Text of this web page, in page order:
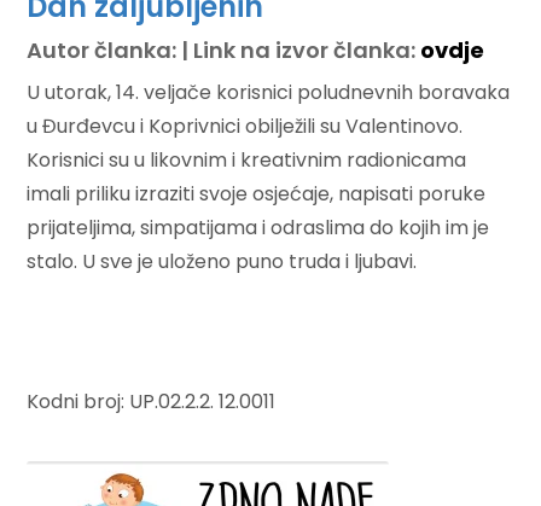
Autor članka: | Link na izvor članka: ovdje
U utorak, 14. veljače korisnici poludnevnih boravaka
u Đurđevcu i Koprivnici obilježili su Valentinovo.
Korisnici su u likovnim i kreativnim radionicama
imali priliku izraziti svoje osjećaje, napisati poruke
prijateljima, simpatijama i odraslima do kojih im je
stalo. U sve je uloženo puno truda i ljubavi.
Kodni broj: UP.02.2.2. 12.0011